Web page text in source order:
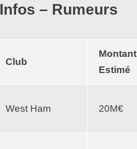
Infos – Rumeurs
Club
Montant
Estimé
West Ham 20M€